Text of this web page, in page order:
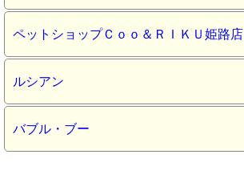
ペットショップＣｏｏ＆ＲＩＫＵ姫路店
ルシアン
バブル・ブー